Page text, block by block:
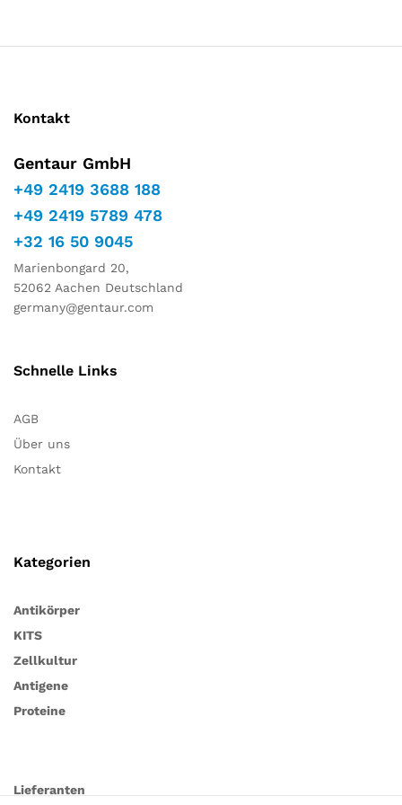
Kontakt
Gentaur GmbH
+49 2419 3688 188
+49 2419 5789 478
+32 16 50 9045
Marienbongard 20,
52062 Aachen Deutschland
germany@gentaur.com
Schnelle Links
AGB
Über uns
Kontakt
Kategorien
Antikörper
KITS
Zellkultur
Antigene
Proteine
Lieferanten